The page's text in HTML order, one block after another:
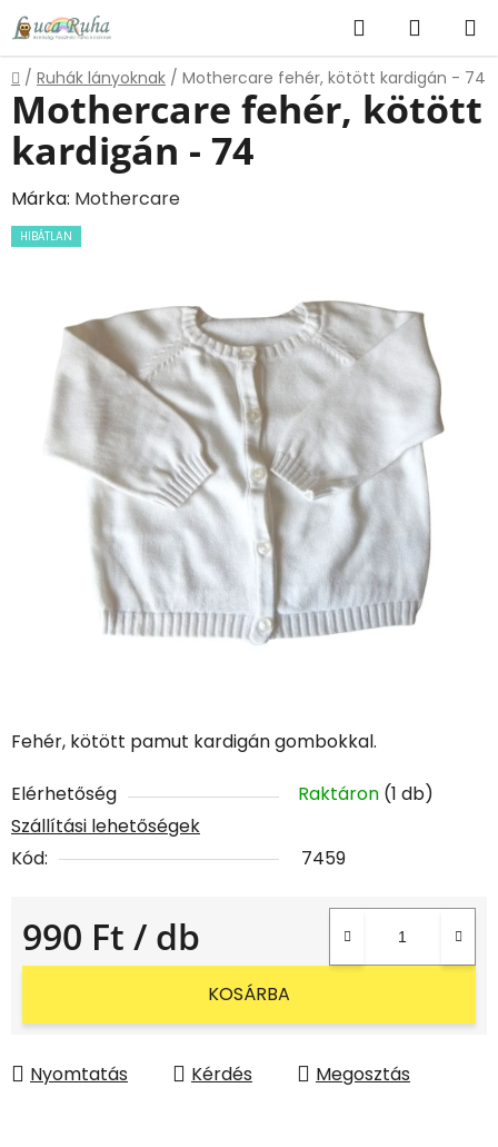
Ugrás
fő
tartalomhoz
KeresésKOSÁR
Kezdőlap
/ Ruhák lányoknak / Mothercare fehér, kötött kardigán - 74
Fehér, kötött pamut kardigán gombokkal.
Elérhetőség Raktáron (1 db)
Szállítási lehetőségek
Kód:
7459
990 Ft / db
Egységár:
KOSÁRBA
Nyomtatás Kérdés Megosztás
Mothercare fehér, kötött
kardigán - 74
Márka: Mothercare
HIBÁTLAN